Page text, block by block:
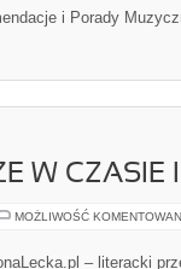
i Porady
W CZASIE
MOŻLIWOŚĆ
– literacki